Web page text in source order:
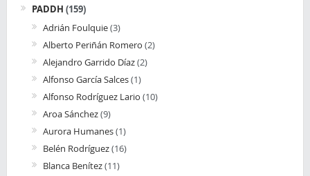
PADDH (159)
Adrián Foulquie(3)
Alberto Periñán Romero (2)
Alejandro Garrido Díaz(2)
Alfonso García Salces(1)
Alfonso Rodríguez Lario (10)
Aroa Sánchez(9)
Aurora Humanes(1)
Belén Rodríguez(16)
Blanca Benítez(11)